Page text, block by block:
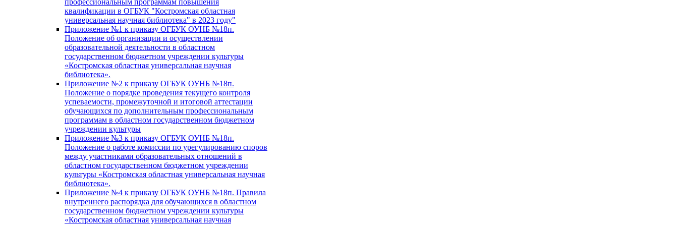
квалификации в ОГБУК "Костромская областная
универсальная научная библиотека" в 2023 году"
Приложение №1 к приказу ОГБУК ОУНБ №18п.
Положение об организации и осуществлении
образовательной деятельности в областном
государственном бюджетном учреждении культуры
«Костромская областная универсальная научная
библиотека».
Приложение №2 к приказу ОГБУК ОУНБ №18п.
Положение о порядке проведения текущего контроля
успеваемости, промежуточной и итоговой аттестации
обучающихся по дополнительным профессиональным
программам в областном государственном бюджетном
учреждении культуры
Приложение №3 к приказу ОГБУК ОУНБ №18п.
Положение о работе комиссии по урегулированию споров
между участниками образовательных отношений в
областном государственном бюджетном учреждении
культуры «Костромская областная универсальная научная
библиотека».
Приложение №4 к приказу ОГБУК ОУНБ №18п. Правила
внутреннего распорядка для обучающихся в областном
государственном бюджетном учреждении культуры
«Костромская областная универсальная научная